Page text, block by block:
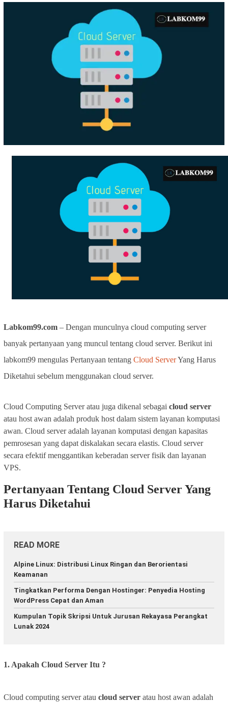
Labkom99.com – Dengan munculnya cloud computing server
banyak pertanyaan yang muncul tentang cloud server. Berikut ini
labkom99 mengulas Pertanyaan tentang Cloud ServerYang Harus
Diketahui sebelum menggunakan cloud server.
Cloud Computing Server atau juga dikenal sebagai cloud server
atau host awan adalah produk host dalam sistem layanan komputasi
awan. Cloud server adalah layanan komputasi dengan kapasitas
pemrosesan yang dapat diskalakan secara elastis. Cloud server
secara efektif menggantikan keberadan server fisik dan layanan
VPS.
Pertanyaan Tentang Cloud Server Yang
Harus Diketahui
READ MORE
Alpine Linux: Distribusi Linux Ringan dan Berorientasi
Keamanan
Tingkatkan Performa Dengan Hostinger: Penyedia Hosting
WordPress Cepat dan Aman
Kumpulan Topik Skripsi Untuk Jurusan Rekayasa Perangkat
Lunak 2024
1. Apakah Cloud Server Itu ?
Cloud computing server atau cloud server atau host awan adalah